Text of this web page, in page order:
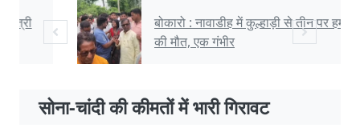
बोकारो : नावाडीह में कुल्हाड़ी से तीन पर हमला, दो
की मौत, एक गंभीर
सोना-चांदी की कीमतों में भारी गिरावट